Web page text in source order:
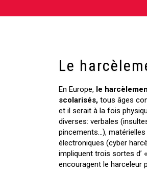
Le
En Europe, le
scolarisés, tous âges
et il serait à la fois
diverses: verbales
pincements…),
électroniques (cyber
impliquent trois sortes d’
encouragent le harceleur